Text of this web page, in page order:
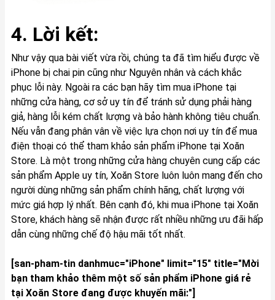
4. Lời kết:
Như vậy qua bài viết vừa rồi, chúng ta đã tìm hiểu được về
iPhone bị chai pin cũng như Nguyên nhân và cách khắc
phục lỗi này. Ngoài ra các bạn hãy tìm mua iPhone tại
những cửa hàng, cơ sở uy tín để tránh sử dụng phải hàng
giả, hàng lỗi kém chất lượng và bảo hành không tiêu chuẩn.
Nếu vẫn đang phân vân về việc lựa chọn nơi uy tín để mua
điện thoại có thể tham khảo sản phẩm iPhonetại Xoăn
Store. Là một trong những cửa hàng chuyên cung cấp các
sản phẩm Apple uy tín, Xoăn Store luôn luôn mang đến cho
người dùng những sản phẩm chính hãng, chất lượng với
mức giá hợp lý nhất. Bên cạnh đó, khi mua iPhone tại Xoăn
Store, khách hàng sẽ nhận được rất nhiều những ưu đãi hấp
dẫn cùng những chế độ hậu mãi tốt nhất.
[san-pham-tin danhmuc="iPhone" limit="15" title="Mời
bạn tham khảo thêm một số sản phẩm iPhone giá rẻ
tại Xoăn Store đang được khuyến mãi:"]